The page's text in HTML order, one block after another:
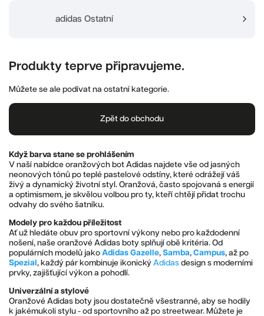
adidas Ostatní
Produkty teprve připravujeme.
Můžete se ale podívat na ostatní kategorie.
Zpět do obchodu
Když barva stane se prohlášením
V naší nabídce oranžových bot Adidas najdete vše od jasných
neonových tónů po teplé pastelové odstíny, které odrážejí váš
živý a dynamický životní styl. Oranžová, často spojovaná s energií
a optimismem, je skvělou volbou pro ty, kteří chtějí přidat trochu
odvahy do svého šatníku.
Modely pro každou příležitost
Ať už hledáte obuv pro sportovní výkony nebo pro každodenní
nošení, naše oranžové Adidas boty splňují obě kritéria. Od
populárních modelů jako Adidas Gazelle, Samba, Campus, až po
Spezial, každý pár kombinuje ikonický Adidas design s moderními
prvky, zajišťující výkon a pohodlí.
Univerzální a stylové
Oranžové Adidas boty jsou dostatečně všestranné, aby se hodily
k jakémukoli stylu - od sportovního až po streetwear. Můžete je